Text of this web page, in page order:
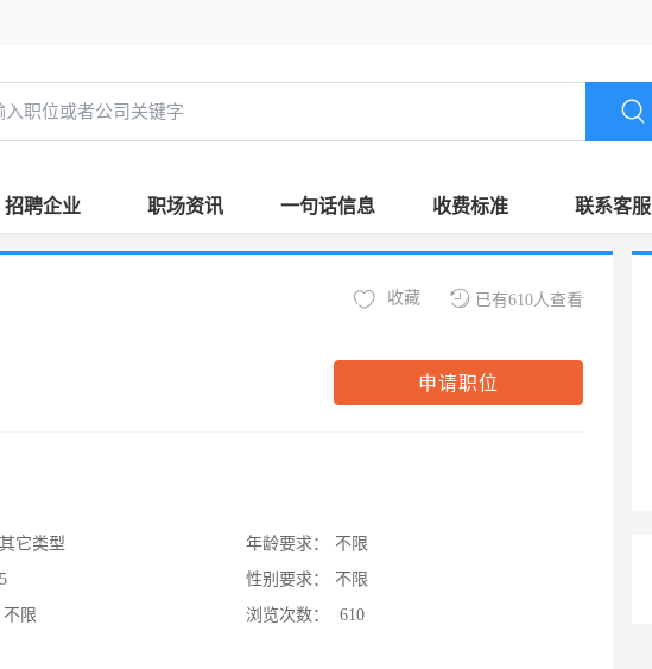
招聘企业 职场资讯 一句话信息 收费标准 联系客服
已有610人查看
收藏
申请职位
其它类型
5
不限
年龄要求：
不限
性别要求：
不限
浏览次数：
610